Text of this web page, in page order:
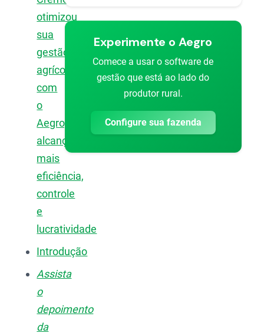
otimizou
sua
gestão
agrícola
com
o
Aegro,
alcançando
mais
eficiência,
controle
e
lucratividade
Introdução
Assista
o
depoimento
da
Experimente o Aegro
Comece a usar o software de
gestão que está ao lado do
produtor rural.
Configure sua fazenda